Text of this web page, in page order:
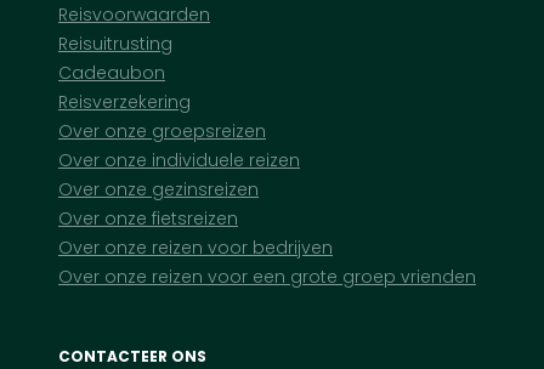
Reisvoorwaarden
Reisuitrusting
Cadeaubon
Reisverzekering
Over onze groepsreizen
Over onze individuele reizen
Over onze gezinsreizen
Over onze fietsreizen
Over onze reizen voor bedrijven
Over onze reizen voor een grote groep vrienden
CONTACTEER ONS